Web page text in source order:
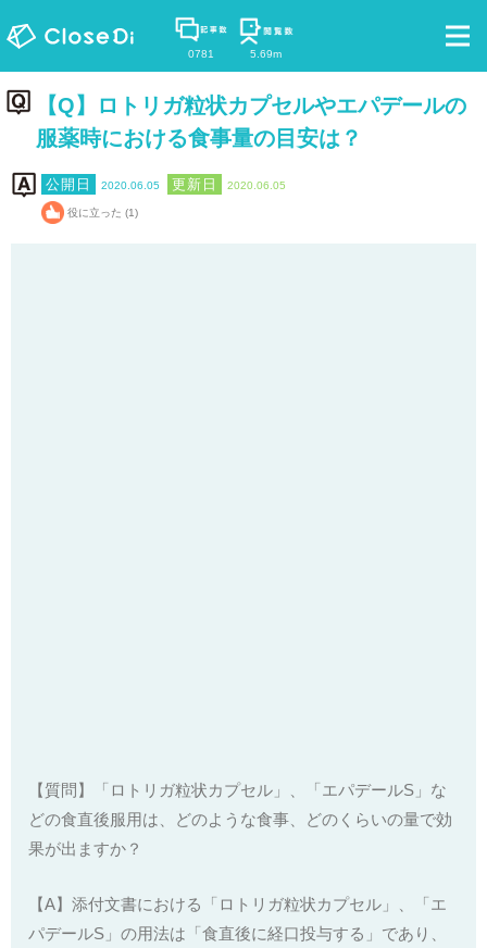
0781 5.69m
【Q】ロトリガ粒状カプセルやエパデールの
服薬時における食事量の目安は？
2020.06.05 2020.06.05
役に立った (1)
【質問】「ロトリガ粒状カプセル」、「エパデールS」な
どの食直後服用は、どのような食事、どのくらいの量で効
果が出ますか？
【A】添付文書における「ロトリガ粒状カプセル」、「エ
パデールS」の用法は「食直後に経口投与する」であり、